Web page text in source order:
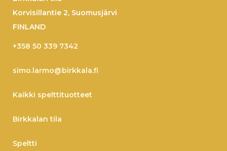
Korvisillantie 2, Suomusjärvi
FINLAND
+358 50 339 7342
simo.larmo@birkkala.fi
Kaikki spelttituotteet
Birkkalan tila
Speltti